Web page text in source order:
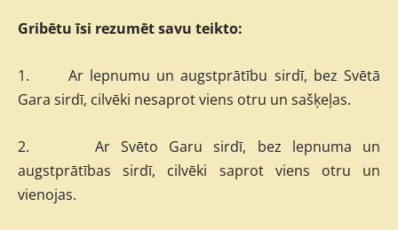
Gribētu īsi rezumēt savu teikto:
1.
Ar lepnumu un augstprātību sirdī, bez Svētā
Gara sirdī, cilvēki nesaprot viens otru un sašķeļas.
2.
Ar Svēto Garu sirdī, bez lepnuma un
augstprātības sirdī, cilvēki saprot viens otru un
vienojas.